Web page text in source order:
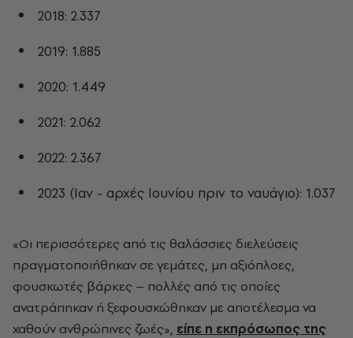
2018: 2.337
2019: 1.885
2020: 1.449
2021: 2.062
2022: 2.367
2023 (Ιαν - αρχές Ιουνίου πριν το ναυάγιο): 1.037
«Οι περισσότερες από τις θαλάσσιες διελεύσεις
πραγματοποιήθηκαν σε γεμάτες, μη αξιόπλοες,
φουσκωτές βάρκες – πολλές από τις οποίες
ανατράπηκαν ή ξεφουσκώθηκαν με αποτέλεσμα να
χαθούν ανθρώπινες ζωές», είπε η εκπρόσωπος της